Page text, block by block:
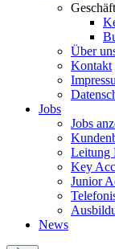
Über
Kontakt
Jobs
Jobs
Leitung
Key
Junior
News